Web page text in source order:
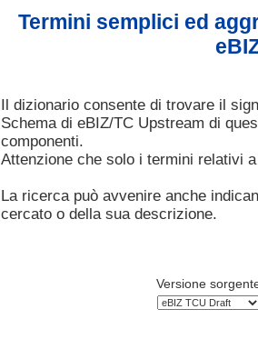
Termini semplici ed
Il dizionario consente di trovare il
Schema di eBIZ/TC Upstream di
componenti.
Attenzione che solo i termini relativi
La ricerca può avvenire anche
cercato o della sua descrizione.
Versione